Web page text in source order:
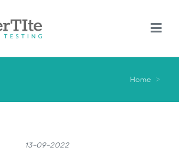
Home
13-09-2022